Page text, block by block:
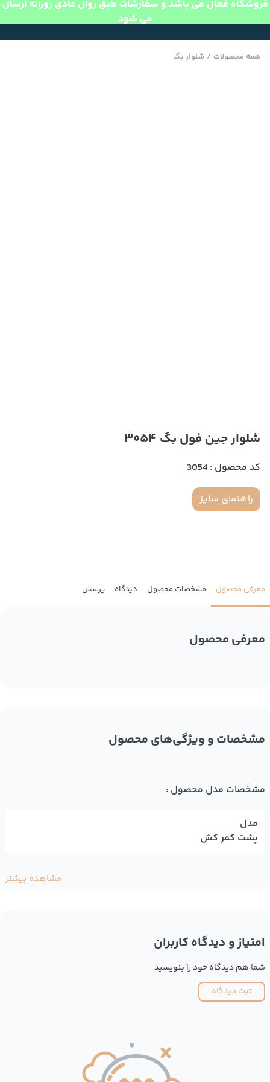
فروشگاه فعال می باشد و سفارشات طبق روال عادی روزانه ارسال
می شود
همه محصولات / شلوار بگ
شلوار جین فول بگ 3054
کد محصول : 3054
راهنمای سایز
معرفی محصول مشخصات محصول دیدگاه پرسش
معرفی محصول
مشخصات و ویژگی‌های محصول
مشخصات مدل محصول :
مدل
پشت کمر کش
مشاهده بیشتر
امتیاز و دیدگاه کاربران
شما هم دیدگاه خود را بنویسید
ثبت دیدگاه